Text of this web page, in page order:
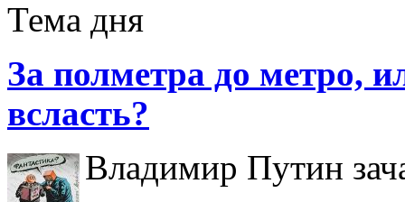
Тема дня
За полметра до метро,
всласть?
Владимир Путин